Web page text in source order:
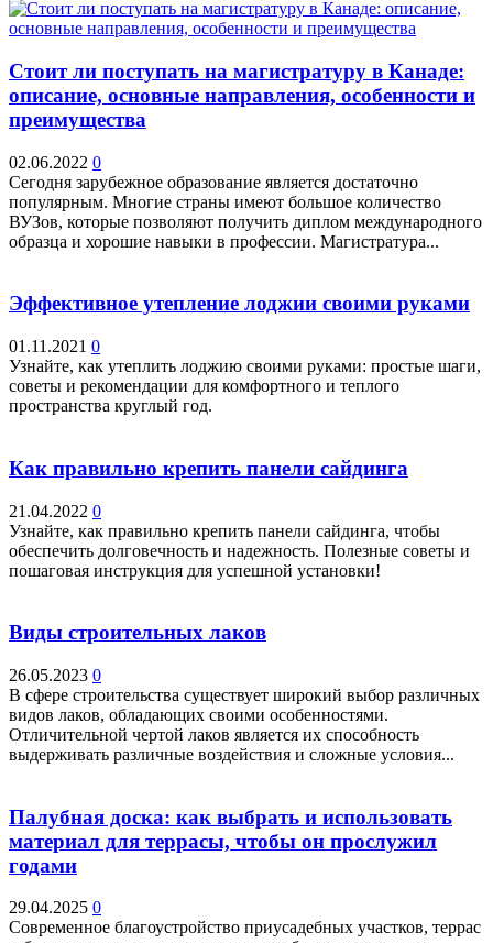
Стоит ли поступать на магистратуру в Канаде:
описание, основные направления, особенности и
преимущества
02.06.2022 0
Сегодня зарубежное образование является достаточно
популярным. Многие страны имеют большое количество
ВУЗов, которые позволяют получить диплом международного
образца и хорошие навыки в профессии. Магистратура...
Эффективное утепление лоджии своими руками
01.11.2021 0
Узнайте, как утеплить лоджию своими руками: простые шаги,
советы и рекомендации для комфортного и теплого
пространства круглый год.
Как правильно крепить панели сайдинга
21.04.2022 0
Узнайте, как правильно крепить панели сайдинга, чтобы
обеспечить долговечность и надежность. Полезные советы и
пошаговая инструкция для успешной установки!
Виды строительных лаков
26.05.2023 0
В сфере строительства существует широкий выбор различных
видов лаков, обладающих своими особенностями.
Отличительной чертой лаков является их способность
выдерживать различные воздействия и сложные условия...
Палубная доска: как выбрать и использовать
материал для террасы, чтобы он прослужил
годами
29.04.2025 0
Современное благоустройство приусадебных участков, террас